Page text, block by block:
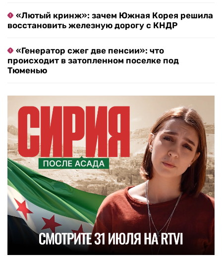
«Лютый кринж»: зачем Южная Корея решила
восстановить железную дорогу с КНДР
«Генератор сжег две пенсии»: что
происходит в затопленном поселке под
Тюменью